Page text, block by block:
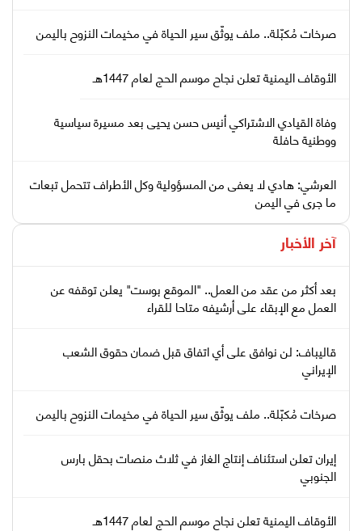
صرخات مُكبّلة.. ملف يوثّق سير الحياة في مخيمات النزوح باليمن
الأوقاف اليمنية تعلن نجاح موسم الحج لعام 1447هـ
وفاة القيادي الاشتراكي أنيس حسن يحيى بعد مسيرة سياسية
ووطنية حافلة
العرشي: هادي لا يعفى من المسؤولية وكل الأطراف تتحمل تبعات
ما جرى في اليمن
آخر الأخبار
بعد أكثر من عقد من العمل.. "الموقع بوست" يعلن توقفه عن
العمل مع الإبقاء على أرشيفه متاحا للقراء
قاليباف: لن نوافق على أي اتفاق قبل ضمان حقوق الشعب
الإيراني
صرخات مُكبّلة.. ملف يوثّق سير الحياة في مخيمات النزوح باليمن
إيران تعلن استئناف إنتاج الغاز في ثلاث منصات بحقل بارس
الجنوبي
الأوقاف اليمنية تعلن نجاح موسم الحج لعام 1447هـ